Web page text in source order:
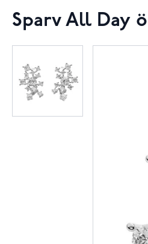
Sparv All Day